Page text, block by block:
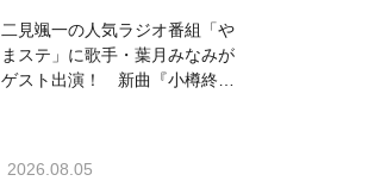
二見颯一の人気ラジオ番組「や
まステ」に歌手・葉月みなみが
ゲスト出演！ 新曲『小樽終着
2026.08.05